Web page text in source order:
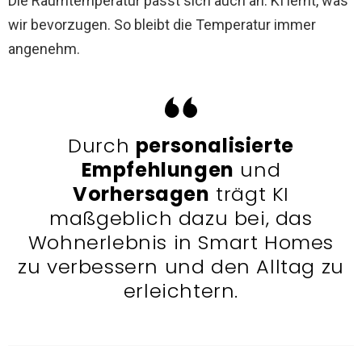
wir bevorzugen. So bleibt die Temperatur immer
angenehm.
Durch personalisierte
Empfehlungen und
Vorhersagen trägt KI
maßgeblich dazu bei, das
Wohnerlebnis in Smart Homes
zu verbessern und den Alltag zu
erleichtern.